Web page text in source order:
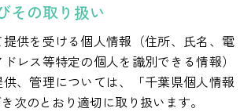
その取り扱い
供を受ける個人情報（住所、氏名、電
レス等特定の個人を識別できる情報）
、管理については、「千葉県個人情報
次のとおり適切に取り扱います。